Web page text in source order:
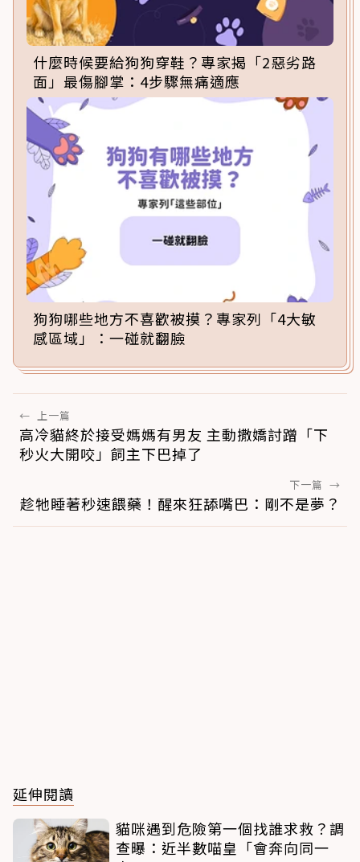
什麼時候要給狗狗穿鞋？專家揭「2惡劣路
面」最傷腳掌：4步驟無痛適應
狗狗哪些地方不喜歡被摸？專家列「4大敏
感區域」：一碰就翻臉
← 上一篇
高冷貓終於接受媽媽有男友 主動撒嬌討蹭「下
秒火大開咬」飼主下巴掉了
下一篇 →
趁牠睡著秒速餵藥！醒來狂舔嘴巴：剛不是夢？
延伸閱讀
貓咪遇到危險第一個找誰求救？調
查曝：近半數喵皇「會奔向同一